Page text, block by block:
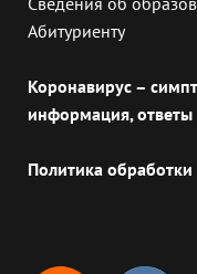
Абитуриенту
Коронавирус –
информация,
Политика